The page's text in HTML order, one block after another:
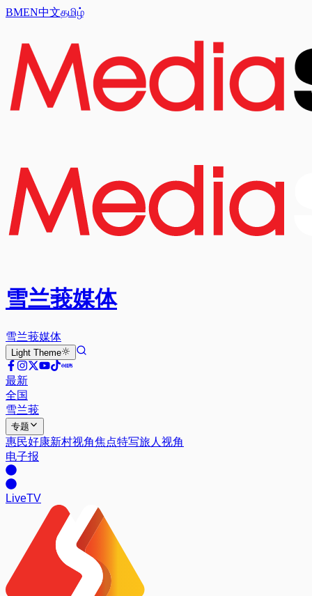
BMEN中文தமிழ்
雪兰莪媒体
雪兰莪媒体
Light Theme
最新
全国
雪兰莪
专题
惠民好康新村视角焦点特写旅人视角
电子报
LiveTV